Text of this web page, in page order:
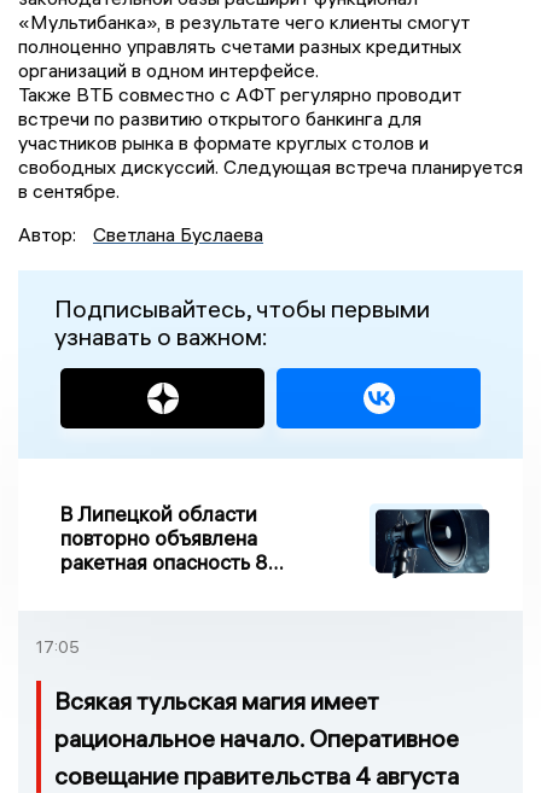
«Мультибанка», в результате чего клиенты смогут
полноценно управлять счетами разных кредитных
организаций в одном интерфейсе.
Также ВТБ совместно с АФТ регулярно проводит
встречи по развитию открытого банкинга для
участников рынка в формате круглых столов и
свободных дискуссий. Следующая встреча планируется
в сентябре.
Автор:
Светлана Буслаева
Подписывайтесь, чтобы первыми
узнавать о важном:
В Липецкой области
повторно объявлена
ракетная опасность 8
17:05
Всякая тульская магия имеет
рациональное начало. Оперативное
совещание правительства 4 августа